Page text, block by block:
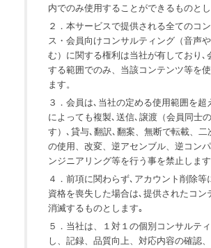
内でのみ使用することができるものと
２．本サービスで提供される全てのコ
ス・会員向けコンサルティング（音声
む）に関する権利は当社が有しており､
する範囲でのみ、当該コンテンツ等を
ます。
３．会員は､当社の定める使用範囲を超
によっても複製､送信､譲渡（会員同士
す）､貸与､翻訳､翻案、無断で転載、二
の使用、改変、逆アセンブル、逆コン
ンジニアリング等を行う事を禁止します
４．前項に関わらず､アカウント削除等
資格を喪失した場合は､提供されたコン
消滅するものとします｡
５．当社は、１対１の個別コンサルテ
し、記録、品質向上、対応内容の確認